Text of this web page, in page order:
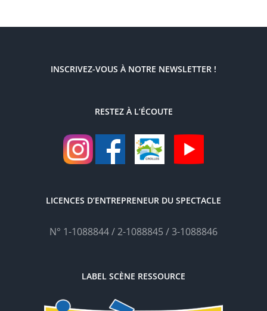
INSCRIVEZ-VOUS À NOTRE NEWSLETTER !
RESTEZ À L’ÉCOUTE
LICENCES D’ENTREPRENEUR DU SPECTACLE
N° 1-1088844 / 2-1088845 / 3-1088846
LABEL SCÈNE RESSOURCE